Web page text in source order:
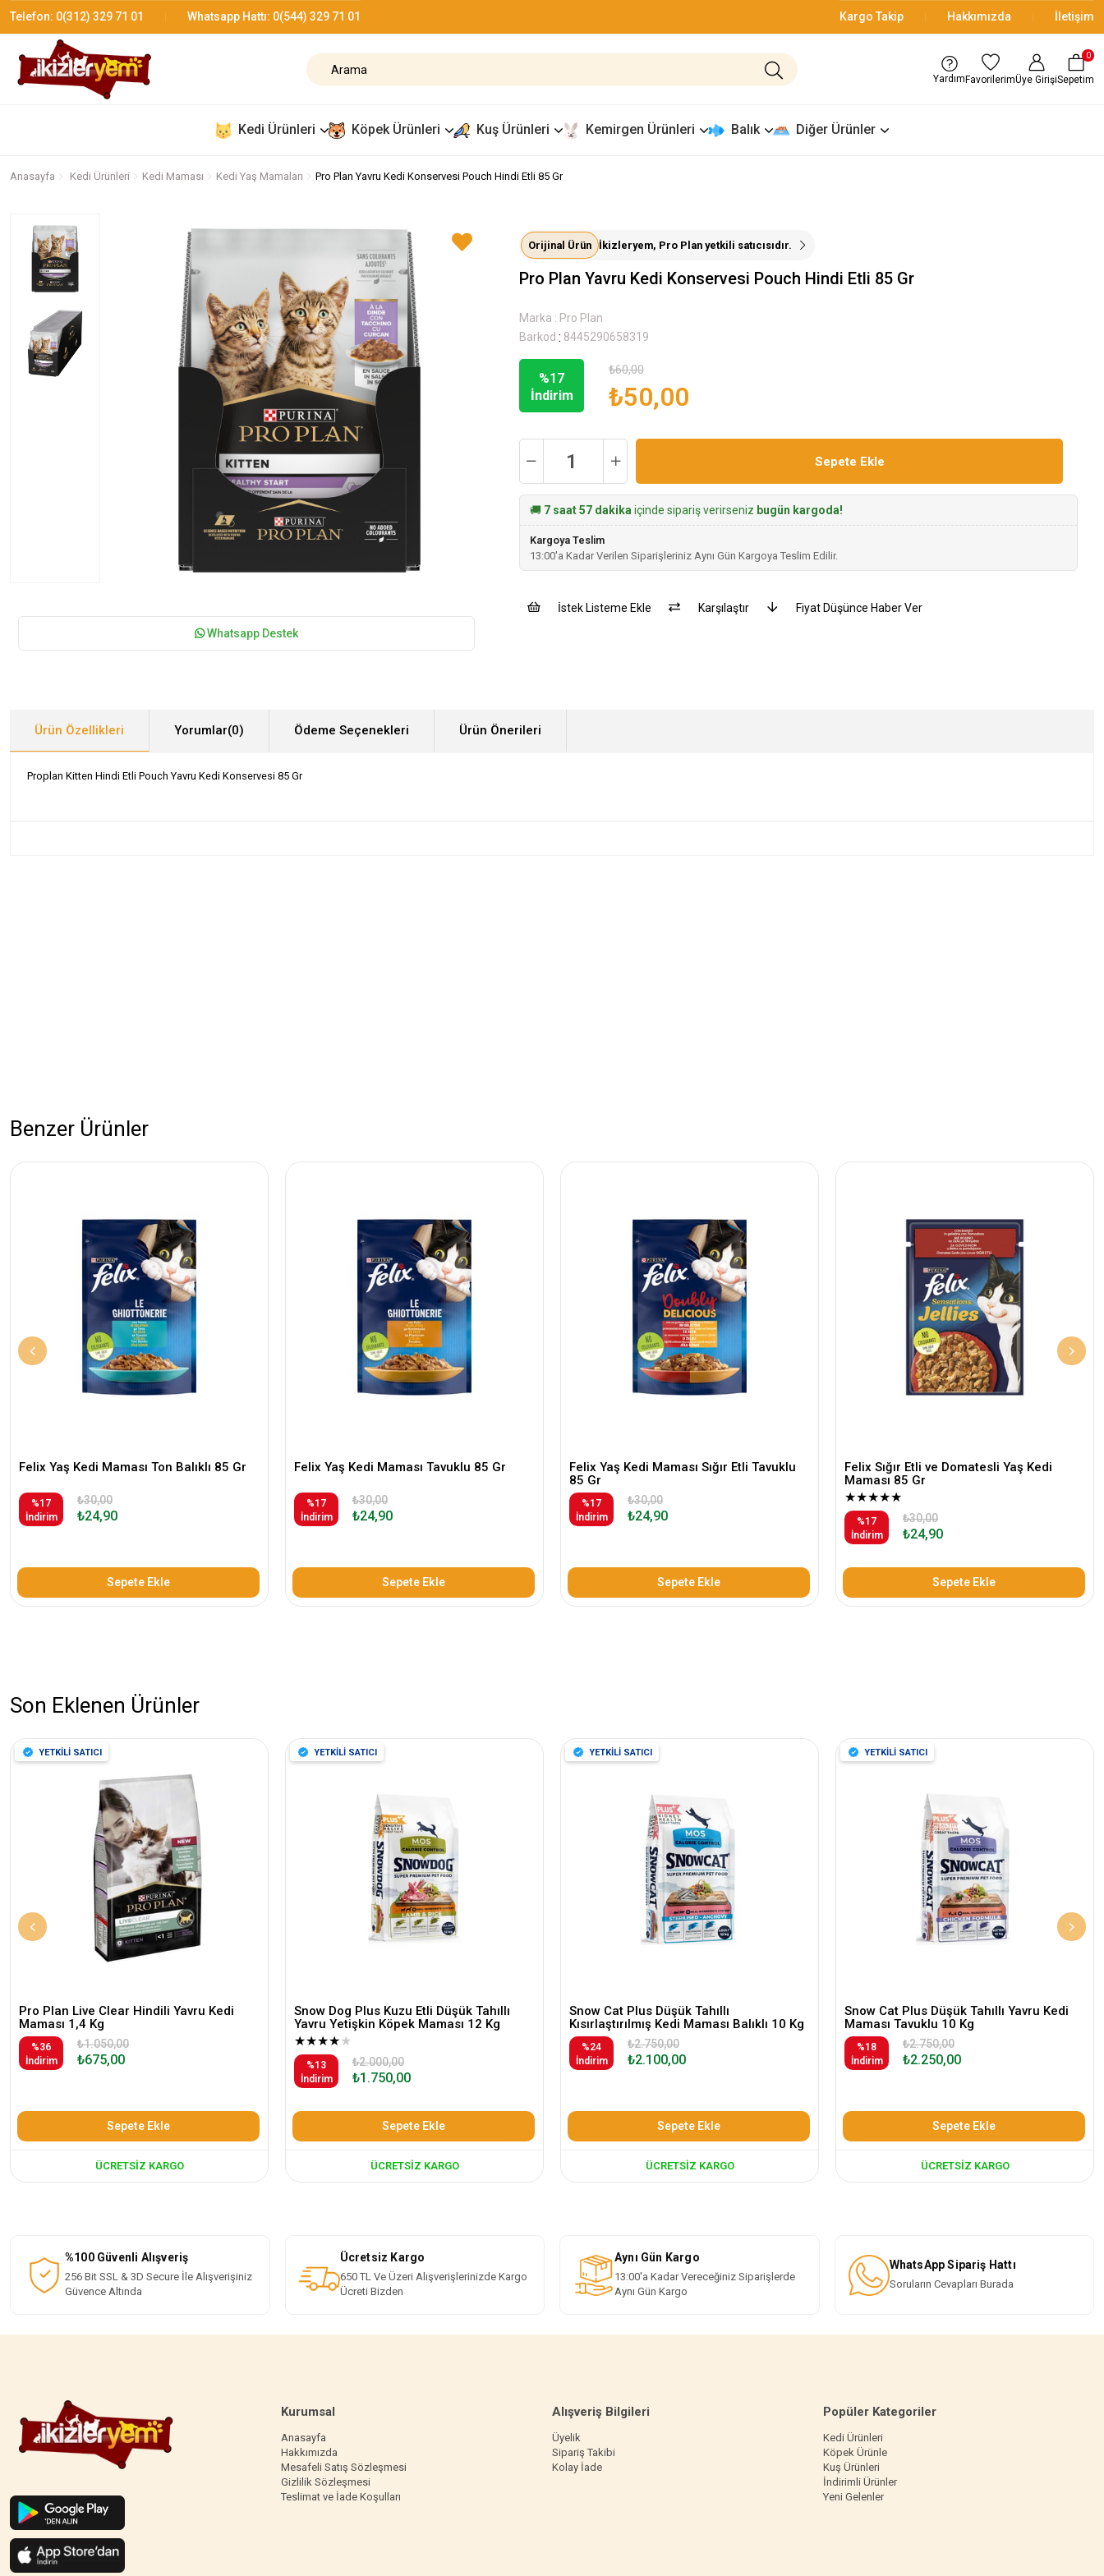
Telefon: 0(312) 329 71 01 Whatsapp Hattı: 0(544) 329 71 01 Kargo Takip Hakkımızda İletişim
Yardım FavorilerimÜye GirişiSepetim
0
Kedi Ürünleri Köpek Ürünleri Kuş Ürünleri Kemirgen Ürünleri Balık Diğer Ürünler
Anasayfa Kedi Ürünleri Kedi Maması Kedi Yaş Mamaları Pro Plan Yavru Kedi Konservesi Pouch Hindi Etli 85 Gr
Whatsapp Destek
Orijinal Ürün İkizleryem, Pro Plan yetkili satıcısıdır.
Pro Plan Yavru Kedi Konservesi Pouch Hindi Etli 85 Gr
Marka : Pro Plan
Barkod : 8445290658319
%17
İndirim
₺60,00
₺50,00
🚚 7 saat 57 dakika içinde sipariş verirseniz bugün kargoda!
Kargoya Teslim
13:00'a Kadar Verilen Siparişleriniz Aynı Gün Kargoya Teslim Edilir.
İstek Listeme Ekle Karşılaştır Fiyat Düşünce Haber Ver
Ürün Özellikleri Yorumlar(0) Ödeme Seçenekleri Ürün Önerileri
Proplan Kitten Hindi Etli Pouch Yavru Kedi Konservesi 85 Gr
Benzer Ürünler
Felix Yaş Kedi Maması Ton Balıklı 85 Gr
%17
İndirim
₺24,90
₺30,00
Sepete Ekle
Felix Yaş Kedi Maması Tavuklu 85 Gr
%17
İndirim
₺24,90
₺30,00
Sepete Ekle
Felix Yaş Kedi Maması Sığır Etli Tavuklu
85 Gr
%17
İndirim
₺24,90
₺30,00
Sepete Ekle
Felix Sığır Etli ve Domatesli Yaş Kedi
Maması 85 Gr
★★★★★
%17
İndirim
₺24,90
₺30,00
Sepete Ekle
Son Eklenen Ürünler
Pro Plan Live Clear Hindili Yavru Kedi
Maması 1,4 Kg
%36
İndirim
₺675,00
₺1.050,00
Sepete Ekle
ÜCRETSIZ KARGO
YETKİLİ SATICI
Snow Dog Plus Kuzu Etli Düşük Tahıllı
Yavru Yetişkin Köpek Maması 12 Kg
★★★★★
%13
İndirim
₺1.750,00
₺2.000,00
Sepete Ekle
ÜCRETSIZ KARGO
YETKİLİ SATICI
Snow Cat Plus Düşük Tahıllı
Kısırlaştırılmış Kedi Maması Balıklı 10 Kg
%24
İndirim
₺2.100,00
₺2.750,00
Sepete Ekle
ÜCRETSIZ KARGO
YETKİLİ SATICI
Snow Cat Plus Düşük Tahıllı Yavru Kedi
Maması Tavuklu 10 Kg
%18
İndirim
₺2.250,00
₺2.750,00
Sepete Ekle
ÜCRETSIZ KARGO
YETKİLİ SATICI
%100 Güvenli Alışveriş
256 Bit SSL & 3D Secure İle Alışverişiniz
Güvence Altında
Ücretsiz Kargo
650 TL Ve Üzeri Alışverişlerinizde Kargo
Ücreti Bizden
Aynı Gün Kargo
13:00'a Kadar Vereceğiniz Siparişlerde
Aynı Gün Kargo
WhatsApp Sipariş Hattı
Soruların Cevapları Burada
Kurumsal
Anasayfa
Hakkımızda
Mesafeli Satış Sözleşmesi
Gizlilik Sözleşmesi
Teslimat ve İade Koşulları
Alışveriş Bilgileri
Üyelik
Sipariş Takibi
Kolay İade
Popüler Kategoriler
Kedi Ürünleri
Köpek Ürünle
Kuş Ürünleri
İndirimli Ürünler
Yeni Gelenler